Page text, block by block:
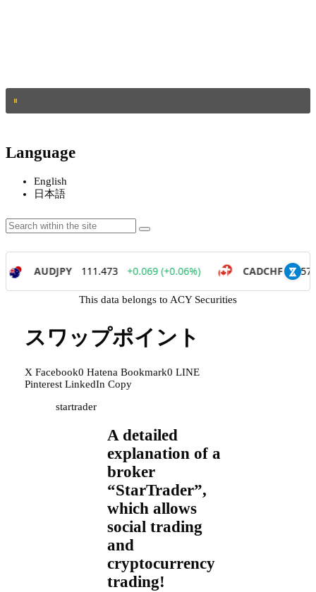
Language
English
日本語
This data belongs to ACY Securities
スワップポイント
X Facebook0 Hatena Bookmark0 LINE
Pinterest LinkedIn Copy
startrader
A detailed
explanation of a
broker
“StarTrader”,
which allows
social trading
and
cryptocurrency
trading!